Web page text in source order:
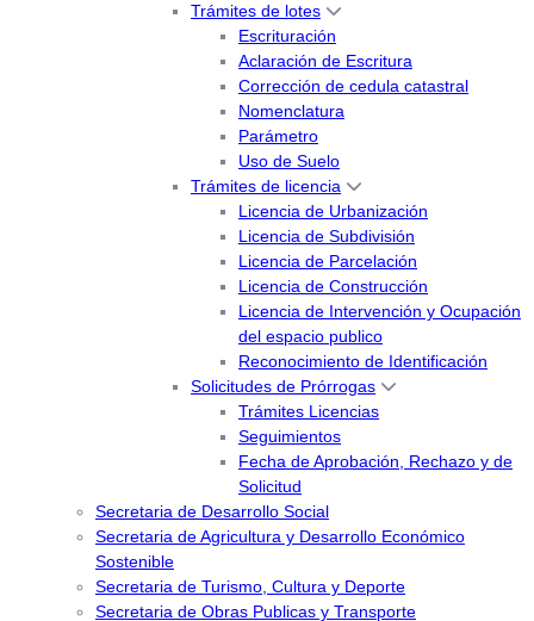
Trámites de lotes
Escrituración
Aclaración de Escritura
Corrección de cedula catastral
Nomenclatura
Parámetro
Uso de Suelo
Trámites de licencia
Licencia de Urbanización
Licencia de Subdivisión
Licencia de Parcelación
Licencia de Construcción
Licencia de Intervención y Ocupación
del espacio publico
Reconocimiento de Identificación
Solicitudes de Prórrogas
Trámites Licencias
Seguimientos
Fecha de Aprobación, Rechazo y de
Solicitud
Secretaria de Desarrollo Social
Secretaria de Agricultura y Desarrollo Económico
Sostenible
Secretaria de Turismo, Cultura y Deporte
Secretaria de Obras Publicas y Transporte